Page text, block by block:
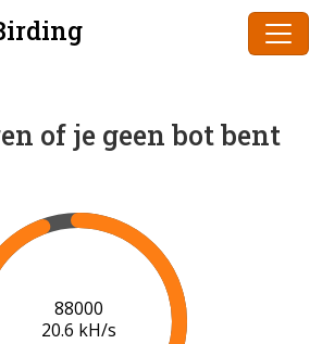
of je geen bot bent
90000
20.7 kH/s